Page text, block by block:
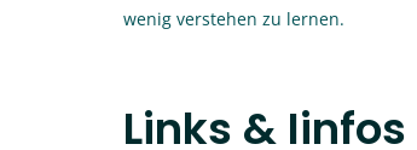
wenig verstehen zu lernen.
Links & Iinfos